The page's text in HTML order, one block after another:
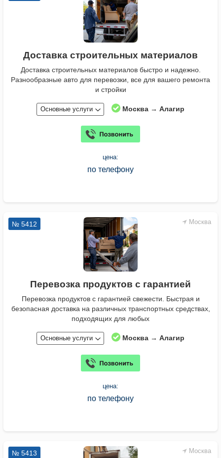
Доставка строительных материалов
Доставка строительных материалов быстро и надежно.
Разнообразные авто для перевозки, все для вашего ремонта
и стройки
Основные услуги Москва → Алагир
цена:
по телефону
Москва
№ 5412
Перевозка продуктов с гарантией
Перевозка продуктов с гарантией свежести. Быстрая и
безопасная доставка на различных транспортных средствах,
подходящих для любых
Основные услуги Москва → Алагир
цена:
по телефону
Москва
№ 5413